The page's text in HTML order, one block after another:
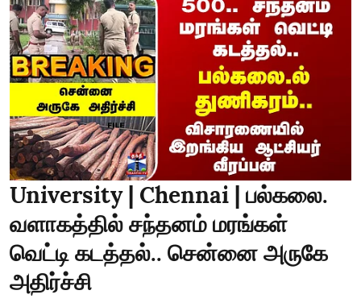
University | Chennai | பல்கலை.
வளாகத்தில் சந்தனம் மரங்கள்
வெட்டி கடத்தல்.. சென்னை அருகே
அதிர்ச்சி